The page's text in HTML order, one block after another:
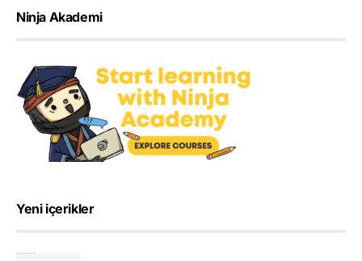
Ninja Akademi
Yeni içerikler